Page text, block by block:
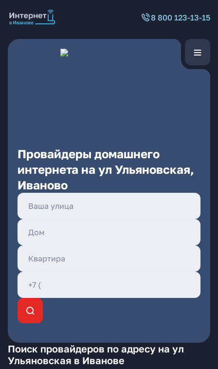
8 800 123-13-15
Провайдеры домашнего
интернета на ул Ульяновская,
Иваново
Поиск провайдеров по адресу на ул
Ульяновская в Иванове